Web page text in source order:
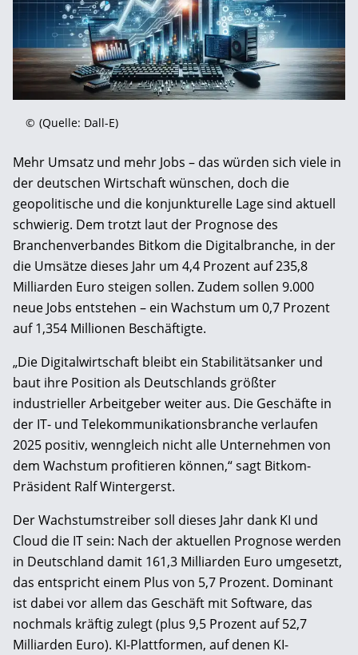
© (Quelle: Dall-E)
Mehr Umsatz und mehr Jobs – das würden sich viele in
der deutschen Wirtschaft wünschen, doch die
geopolitische und die konjunkturelle Lage sind aktuell
schwierig. Dem trotzt laut der Prognose des
Branchenverbandes Bitkom die Digitalbranche, in der
die Umsätze dieses Jahr um 4,4 Prozent auf 235,8
Milliarden Euro steigen sollen. Zudem sollen 9.000
neue Jobs entstehen – ein Wachstum um 0,7 Prozent
auf 1,354 Millionen Beschäftigte.
„Die Digitalwirtschaft bleibt ein Stabilitätsanker und
baut ihre Position als Deutschlands größter
industrieller Arbeitgeber weiter aus. Die Geschäfte in
der IT- und Telekommunikationsbranche verlaufen
2025 positiv, wenngleich nicht alle Unternehmen von
dem Wachstum profitieren können,“ sagt Bitkom-
Präsident Ralf Wintergerst.
Der Wachstumstreiber soll dieses Jahr dank KI und
Cloud die IT sein: Nach der aktuellen Prognose werden
in Deutschland damit 161,3 Milliarden Euro umgesetzt,
das entspricht einem Plus von 5,7 Prozent. Dominant
ist dabei vor allem das Geschäft mit Software, das
nochmals kräftig zulegt (plus 9,5 Prozent auf 52,7
Milliarden Euro). KI-Plattformen, auf denen KI-